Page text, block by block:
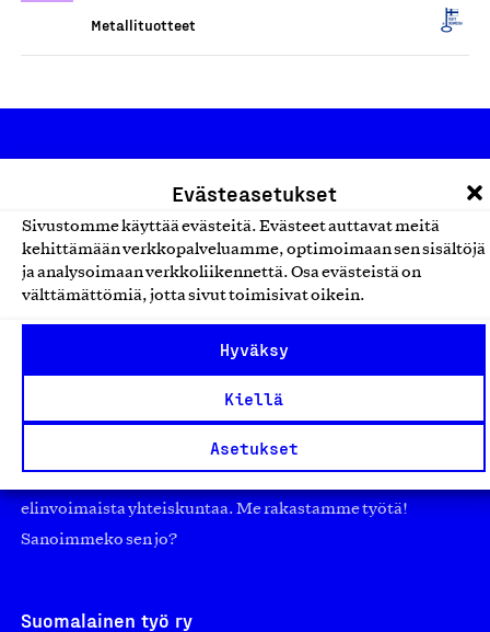
Evästeasetukset
Sivustomme käyttää evästeitä. Evästeet auttavat meitä
kehittämään verkkopalveluamme, optimoimaan sen sisältöjä
ja analysoimaan verkkoliikennettä. Osa evästeistä on
välttämättömiä, jotta sivut toimisivat oikein.
Hyväksy
Kiellä
Asetukset
Metallituotteet
Olemme jäsentemme omistama puolueeton,
työmarkkinajärjestöistä riippumaton yhdistys.
Jäseninämme on koko suomalaisen yhteiskunnan kirjo
pienistä pajoista ja yhteisöistä kansainvälisiin
edistämään suomalaista työtä ja teollisuutta sekä
nostamaan ylpeyttä kotimaisesta osaamisesta. Uskomme
elinvoimaista yhteiskuntaa. Me rakastamme työtä!
Sanoimmeko sen jo?
Suomalainen työ ry